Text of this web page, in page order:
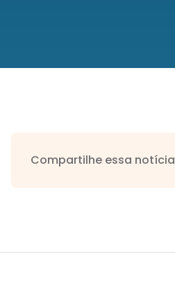
Compartilhe essa notícia